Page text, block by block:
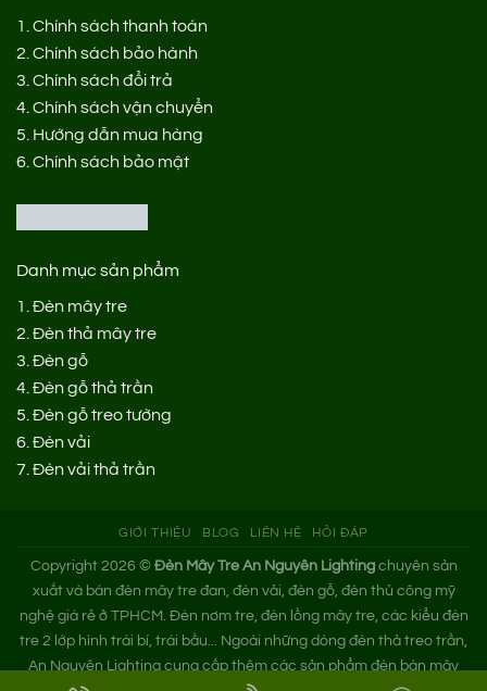
1. Chính sách thanh toán
2. Chính sách bảo hành
3. Chính sách đổi trả
4. Chính sách vận chuyển
5. Hướng dẫn mua hàng
6. Chính sách bảo mật
Danh mục sản phẩm
1. Đèn mây tre
2. Đèn thả mây tre
3. Đèn gỗ
4. Đèn gỗ thả trần
5. Đèn gỗ treo tường
6. Đèn vải
7. Đèn vải thả trần
GIỚI THIỆU BLOG LIÊN HỆ HỎI ĐÁP
Copyright 2026 © Đèn Mây Tre An Nguyên Lightingchuyên sản
xuất và bán đèn mây tre đan, đèn vải, đèn gỗ, đèn thủ công mỹ
nghệ giá rẻ ở TPHCM. Đèn nơm tre, đèn lồng mây tre, các kiểu đèn
tre 2 lớp hình trái bí, trái bầu... Ngoài những dòng đèn thả treo trần,
An Nguyên Lighting cung cấp thêm các sản phẩm đèn bàn mây